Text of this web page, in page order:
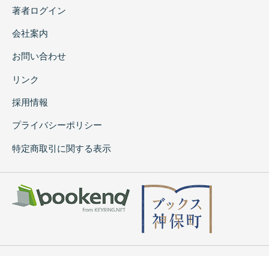
著者ログイン
会社案内
お問い合わせ
リンク
採用情報
プライバシーポリシー
特定商取引に関する表示